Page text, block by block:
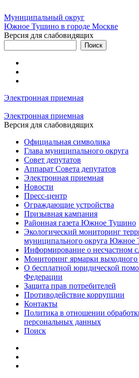
Муниципальный округ
Южное Тушино в городе Москве
Версия для слабовидящих
Электронная приемная
Электронная приемная
Версия для слабовидящих
Официальная символика
Глава муниципального округа
Совет депутатов
Аппарат Совета депутатов
Электронная приемная
Новости
Пресс-центр
Ограждающие устройства
Призывная кампания
Районная газета Южное Тушино
Экологический мониторинг
муниципального округа Южное
Информирование о несчастном
Мониторинг ярмарки выходного
О бесплатной юридической
Федерации
Защита прав потребителей
Противодействие коррупции
Контакты
Политика в отношении
персональных данных
Поиск